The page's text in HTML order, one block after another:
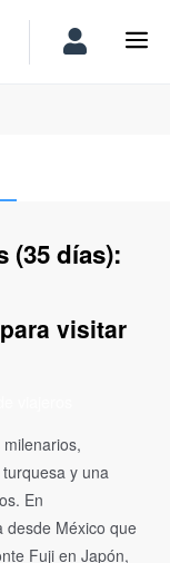
(35 días):
visitar
y una
En
desde México que
Fuji en Japón,